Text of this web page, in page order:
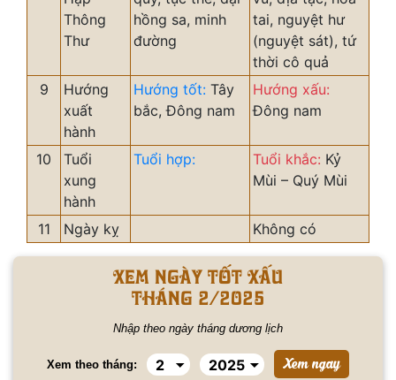
Thông
Thư
hồng sa, minh
đường
tai, nguyệt hư
(nguyệt sát), tứ
thời cô quả
9
Hướng
xuất
hành
Hướng tốt: Tây
bắc, Đông nam
Hướng xấu:
Đông nam
10
Tuổi
xung
hành
Tuổi hợp: Tuổi khắc: Kỷ
Mùi – Quý Mùi
11 Ngày kỵ Không có
Xem ngày tốt xấu
tháng 2/2025
Nhập theo ngày tháng dương lịch
Xem theo tháng: